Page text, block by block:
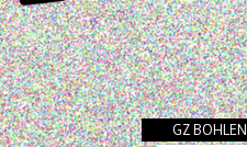
GZ BOHLEN